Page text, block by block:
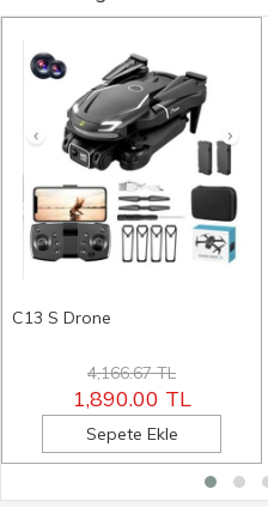
C13 S Drone
4,166.67 TL
1,890.00 TL
Sepete Ekle